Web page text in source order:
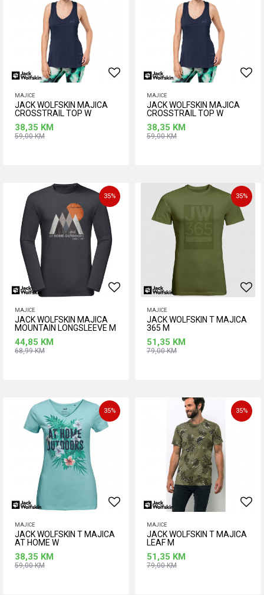
MAJICE
JACK WOLFSKIN MAJICA
CROSSTRAIL TOP W
38,35 KM
59,00KM
MAJICE
JACK WOLFSKIN MAJICA
CROSSTRAIL TOP W
38,35 KM
59,00KM
35%
MAJICE
JACK WOLFSKIN MAJICA
MOUNTAIN LONGSLEEVE M
44,85 KM
68,99KM
35%
MAJICE
JACK WOLFSKIN T MAJICA
365 M
51,35 KM
79,00KM
35%
MAJICE
JACK WOLFSKIN T MAJICA
AT HOME W
38,35 KM
59,00KM
35%
MAJICE
JACK WOLFSKIN T MAJICA
LEAF M
51,35 KM
79,00KM